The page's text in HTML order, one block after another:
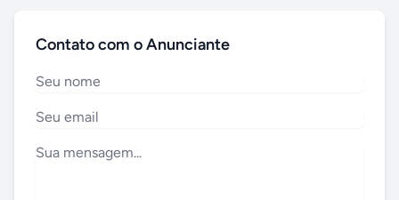
Contato com o Anunciante